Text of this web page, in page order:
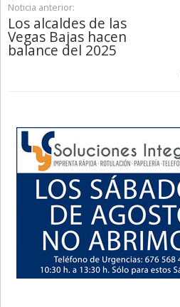
Noticia anterior:
Los alcaldes de las
Vegas Bajas hacen
balance del 2025